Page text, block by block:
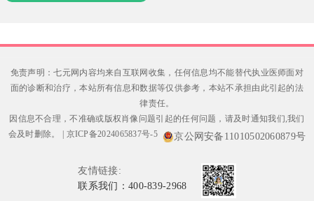
免责声明：七元网内容均来自互联网收集，任何信息均不能替代执业医师面对
面的诊断和治疗，本站所有信息和数据等仅供参考，本站不承担由此引起的法
律责任。
因信息不合理，不准确或版权肖像问题引起的任何问题，请及时通知我们,我们
会及时删除。
京ICP备2024065837号-5 京公网安备11010502060879号
友情链接:
联系我们：400-839-2968